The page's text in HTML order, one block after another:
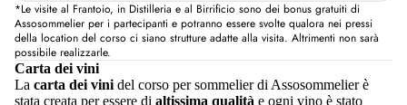
*Le visite al Frantoio, in Distilleria e al Birrificio sono dei bonus gratuiti di
Assosommelier per i partecipanti e potranno essere svolte qualora nei pressi
della location del corso ci siano strutture adatte alla visita. Altrimenti non sarà
possibile realizzarle.
Carta dei vini
La carta dei vini del corso per sommelier di Assosommelier è
stata creata per essere di altissima qualità e ogni vino è stato